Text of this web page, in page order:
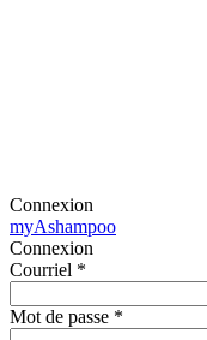
Connexion
myAshampoo
Connexion
Courriel *
Mot de passe *